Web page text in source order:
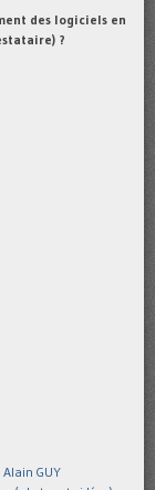
des logiciels en
?
GUY